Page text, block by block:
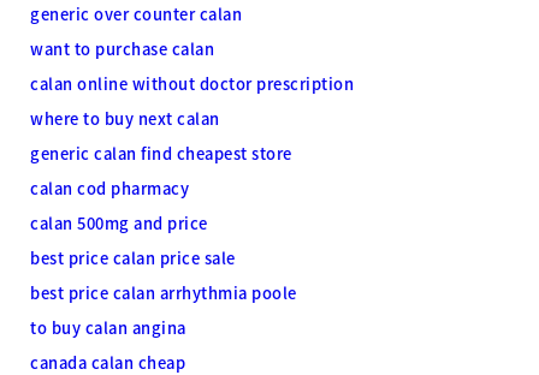
generic over counter calan
want to purchase calan
calan online without doctor prescription
where to buy next calan
generic calan find cheapest store
calan cod pharmacy
calan 500mg and price
best price calan price sale
best price calan arrhythmia poole
to buy calan angina
canada calan cheap